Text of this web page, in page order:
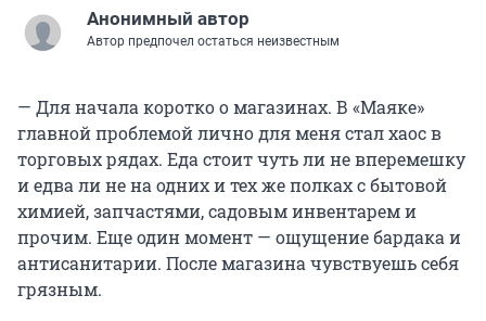
Анонимный автор
Автор предпочел остаться неизвестным
— Для начала коротко о магазинах. В «Маяке»
главной проблемой лично для меня стал хаос в
торговых рядах. Еда стоит чуть ли не вперемешку
и едва ли не на одних и тех же полках с бытовой
химией, запчастями, садовым инвентарем и
прочим. Еще один момент — ощущение бардака и
антисанитарии. После магазина чувствуешь себя
грязным.